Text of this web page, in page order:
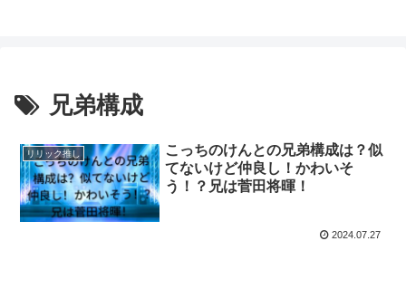
兄弟構成
リリック推し
こっちのけんとの兄弟構成は？似
てないけど仲良し！かわいそ
う！？兄は菅田将暉！
2024.07.27